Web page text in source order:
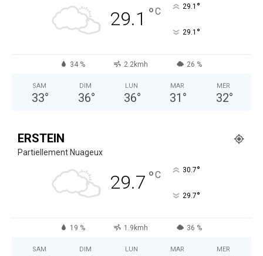
29.1 °C 29.1 °
29.1 °
34 % 2.2kmh 26 %
SAM
33°
DIM
36°
LUN
36°
MAR
31 °
MER
32°
ERSTEIN
Partiellement Nuageux
29.7 °C 30.7°
29.7°
19 % 1.9kmh 36 %
SAM DIM LUN MAR MER